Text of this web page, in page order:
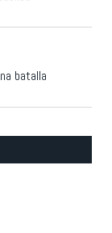
batalla